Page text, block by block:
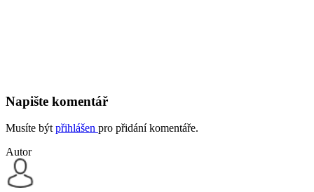
Napište komentář
Musíte být přihlášen pro přidání komentáře.
Autor